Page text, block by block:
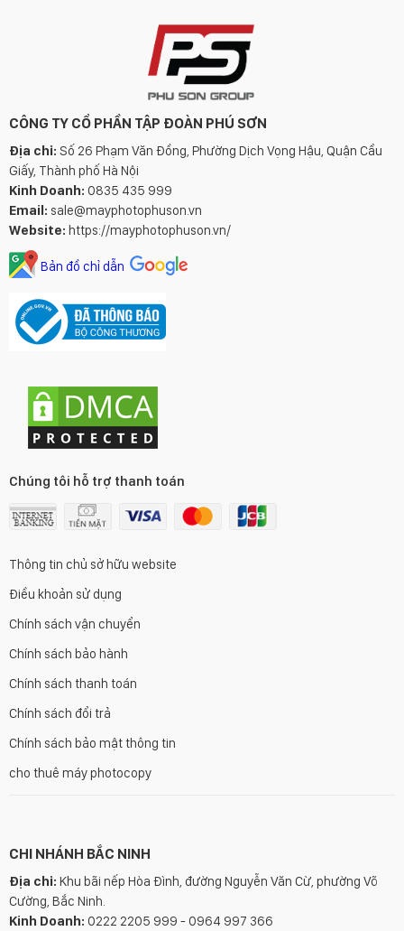
CÔNG TY CỔ PHẦN TẬP ĐOÀN PHÚ SƠN
Địa chỉ: Số 26 Phạm Văn Đồng, Phường Dịch Vọng Hậu, Quận Cầu
Giấy, Thành phố Hà Nội
Kinh Doanh: 0835 435 999
Email: sale@mayphotophuson.vn
Website: https://mayphotophuson.vn/
Bản đồ chỉ dẫn
Chúng tôi hỗ trợ thanh toán
Thông tin chủ sở hữu website
Điều khoản sử dụng
Chính sách vận chuyển
Chính sách bảo hành
Chính sách thanh toán
Chính sách đổi trả
Chính sách bảo mật thông tin
cho thuê máy photocopy
CHI NHÁNH BẮC NINH
Địa chỉ: Khu bãi nếp Hòa Đình, đường Nguyễn Văn Cừ, phường Võ
Cường, Bắc Ninh.
Kinh Doanh: 0222 2205 999 - 0964 997 366